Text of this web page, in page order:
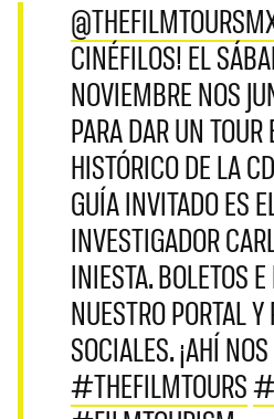
CINÉFILOS! EL
NOVIEMBRE NOS
PARA DAR UN
HISTÓRICO DE LA
GUÍA INVITADO ES
INVESTIGADOR
INIESTA. BOLETOS
NUESTRO PORTAL Y
SOCIALES. ¡AHÍ
#THEFILMTOURS